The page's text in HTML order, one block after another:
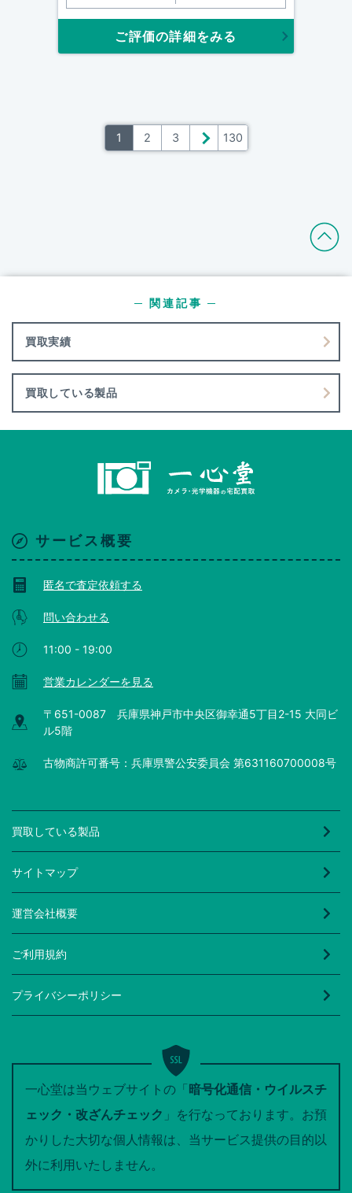
ご評価の詳細をみる
1 2 3 ＞ 130
買取実績
─ 関連記事 ─
買取している製品
サービス概要
匿名で査定依頼する
問い合わせる
11:00 - 19:00
営業カレンダーを見る
〒651-0087 兵庫県神戸市中央区御幸通5丁目2-15 大同ビ
ル5階
古物商許可番号：兵庫県警公安委員会 第631160700008号
買取している製品
サイトマップ
運営会社概要
ご利用規約
プライバシーポリシー
一心堂は当ウェブサイトの「暗号化通信・ウイルスチ
ェック・改ざんチェック 」を行なっております。お預
かりした大切な個人情報は、当サービス提供の目的以
外に利用いたしません。